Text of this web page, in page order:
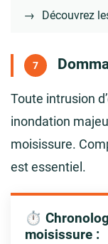
→ Découvrez
7
Toute intrusion
inondation
moisissure.
est essentiel.
⏱️
moisissure :